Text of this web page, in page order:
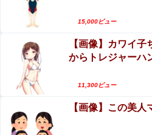
hitomiを使わずに無料
【動画】ロシア軍のド
撃墜するウクライナ。
エロ漫画『冥婚の花嫁
15,000ビュー
【画像】カワイ
からトレジャーハ
11,300ビュー
【画像】この美人